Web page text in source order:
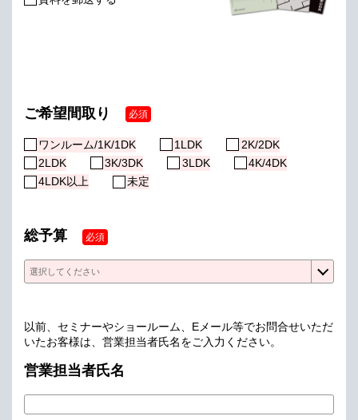
ご希望間取り 必須
ワンルーム/1K/1DK 1LDK
2K/2DK
2LDK
3K/3DK 3LDK
4K/4DK
4LDK以上
未定
総予算 必須
以前、セミナーやショールーム、Eメール等でお問合せいただ
いたお客様は、営業担当者氏名をご入力ください。
営業担当者氏名